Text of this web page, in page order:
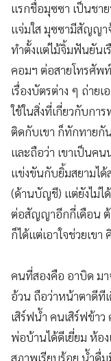
แรกชื่อมุซซา เป็นชา
แจ่มใส มุซซามีสัญญา
ทำตั้งแต่ไม้จิ้มฟันยันเ
คอมฯ ต่อสายโทรศัพ
เรื่องบัตรต่าง ๆ ถ่าย
ใช้ในสิ่งที่เกี่ยวกับกา
ติดกับเขา ก็ทักทายกั
และถือว่า เขาเป็นค
แข่งขันกับยิ้มสยามได้
(ด้านบัญชี) แต่ยังไม่ไ
ต่อสัญญาอีกกี่เดือน
ก็ได้แต่เอาใจช่วยเข
คนที่สองคือ อาบิด มา
อ้วน ถือว่าหน้าตาดีที
เสิร์ฟน้ำ คนเสิร์ฟข้า
พ่อบ้านได้ดีเยี่ยม ห้อ
สภาพเรียบร้อย น้ำดื่ม